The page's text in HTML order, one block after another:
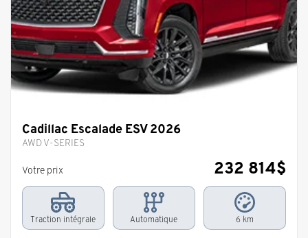
Cadillac Escalade ESV 2026
AWD V-SERIES
Votre prix 232 814$
Traction intégrale Automatique 6 km